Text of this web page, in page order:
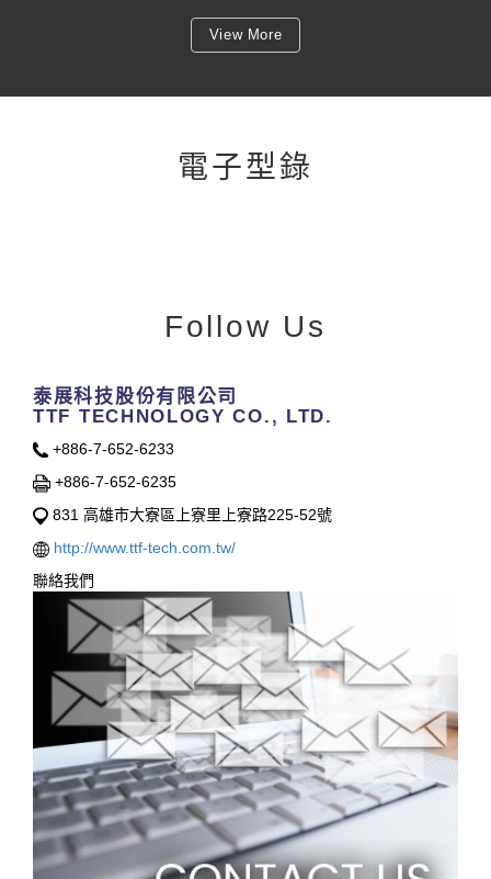
View More
電子型錄
Follow Us
泰展科技股份有限公司
TTF TECHNOLOGY CO., LTD.
+886-7-652-6233
+886-7-652-6235
831 高雄市大寮區上寮里上寮路225-52號
http://www.ttf-tech.com.tw/
聯絡我們